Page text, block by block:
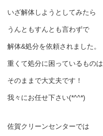
いざ解体しようとしてみたら
うんともすんとも言わずで
解体&処分を依頼されました。
重くて処分に困っているものは
そのままで大丈夫です！
我々にお任せ下さい(*^^*)
佐賀クリーンセンターでは